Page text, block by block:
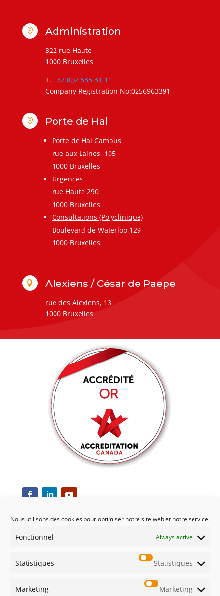
Nous utilisons des cookies pour optimiser notre site web et notre service.
Fonctionnel Always active
Statistiques Statistiques
Marketing Marketing
 Administration
322 rue Haute
1000 Bruxelles
T. +32 (0)2 535 31 11
Company Registration No:0256963391
 Porte de Hal
Porte de Hal Campus
rue aux Laines, 105
1000 Bruxelles
Urgences
rue Haute 290
1000 Bruxelles
Consultations (Polyclinique)
Boulevard de Waterloo,129
1000 Bruxelles
 Alexiens / César de Paepe
rue des Alexiens, 13
1000 Bruxelles
Respect
Engagement
Qualité